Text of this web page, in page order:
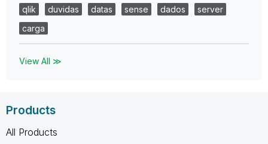
qlik
duvidas datas sense dados
server
carga
View All ≫
Products
All Products